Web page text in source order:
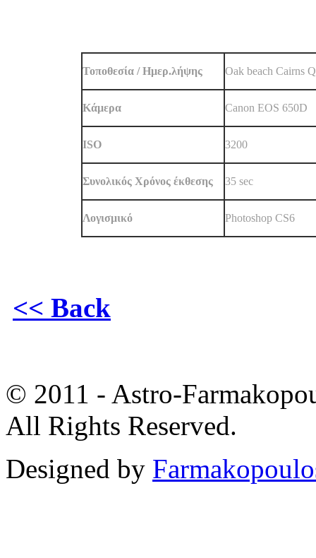
Τοποθεσία / Ημερ.λήψης Oak beach Cairns
Κάμερα Canon EOS 650D
ISO 3200
Συνολικός Χρόνος έκθεσης 35 sec
Λογισμικό Photoshop CS6
<< Back
© 2011 - Astro-
All Rights Reserved.
Designed by